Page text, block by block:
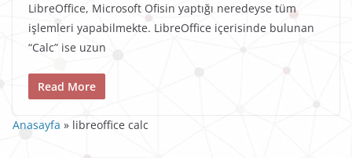
LibreOffice, Microsoft Ofisin yaptığı neredeyse tüm
işlemleri yapabilmekte. LibreOffice içerisinde bulunan
“Calc” ise uzun
Read More
Anasayfa » libreoffice calc